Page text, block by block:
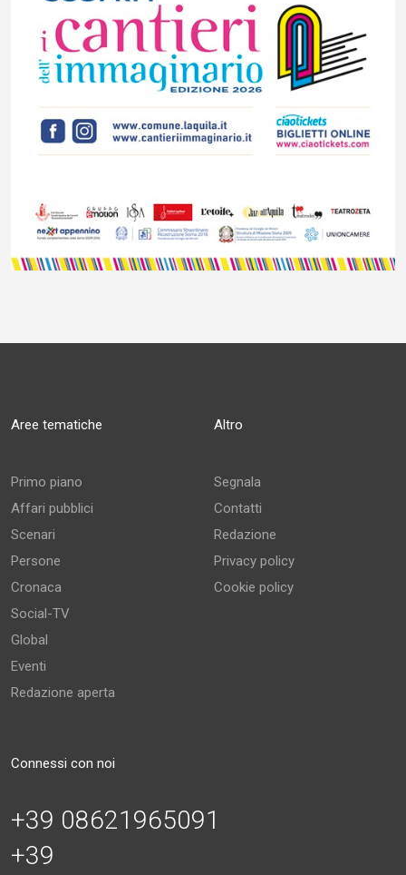
Aree tematiche
Primo piano
Affari pubblici
Scenari
Persone
Cronaca
Social-TV
Global
Eventi
Redazione aperta
Altro
Segnala
Contatti
Redazione
Privacy policy
Cookie policy
Connessi con noi
+39 08621965091
+39